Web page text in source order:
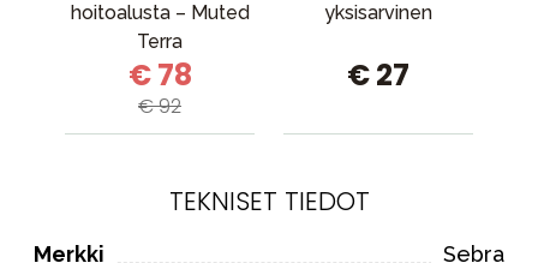
hoitoalusta – Muted
Terra
€ 78
€ 92
yksisarvinen
€ 27
TEKNISET TIEDOT
Merkki
Sebra